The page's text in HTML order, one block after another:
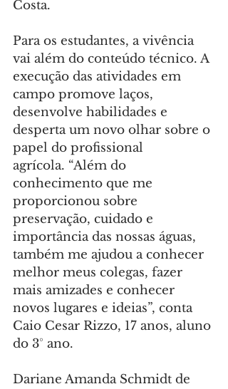
Costa.
Para os estudantes, a vivência
vai além do conteúdo técnico. A
execução das atividades em
campo promove laços,
desenvolve habilidades e
desperta um novo olhar sobre o
papel do profissional
agrícola. “Além do
conhecimento que me
proporcionou sobre
preservação, cuidado e
importância das nossas águas,
também me ajudou a conhecer
melhor meus colegas, fazer
mais amizades e conhecer
novos lugares e ideias”, conta
Caio Cesar Rizzo, 17 anos, aluno
do 3° ano.
Dariane Amanda Schmidt de